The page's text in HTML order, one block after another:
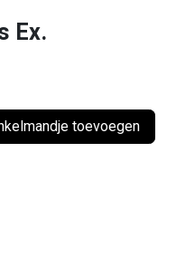
Ex.
toevoegen